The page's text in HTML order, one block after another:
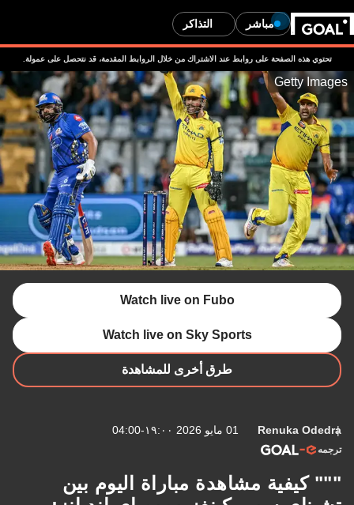
مباشر التذاكر
الصفحة على روابط عند الاشتراك من خلال الروابط المقدمة، قد نتحصل على عمولة.
Getty
Watch live on Fubo
Watch live on Sky Sports
طرق أخرى للمشاهدة
Renuka 01 مايو 2026 ١٩:٠٠-04:00
مشاهدة مباراة اليوم بين